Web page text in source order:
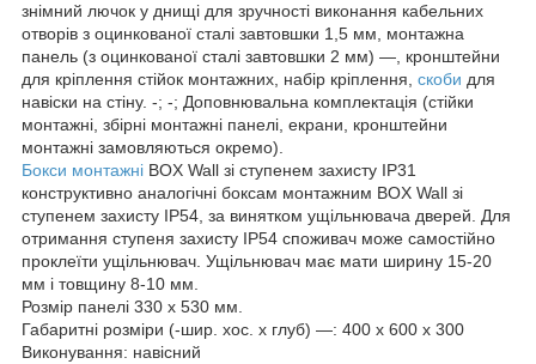
знімний лючок у днищі для зручності виконання кабельних
отворів з оцинкованої сталі завтовшки 1,5 мм, монтажна
панель (з оцинкованої сталі завтовшки 2 мм) —, кронштейни
для кріплення стійок монтажних, набір кріплення, скоби для
навіски на стіну. -; -; Доповнювальна комплектація (стійки
монтажні, збірні монтажні панелі, екрани, кронштейни
монтажні замовляються окремо).
Бокси монтажні BOX Wall зі ступенем захисту IP31
конструктивно аналогічні боксам монтажним BOX Wall зі
ступенем захисту IP54, за винятком ущільнювача дверей. Для
отримання ступеня захисту IP54 споживач може самостійно
проклеїти ущільнювач. Ущільнювач має мати ширину 15-20
мм і товщину 8-10 мм.
Розмір панелі 330 х 530 мм.
Габаритні розміри (-шир. хос. х глуб) —: 400 х 600 х 300
Виконування: навісний